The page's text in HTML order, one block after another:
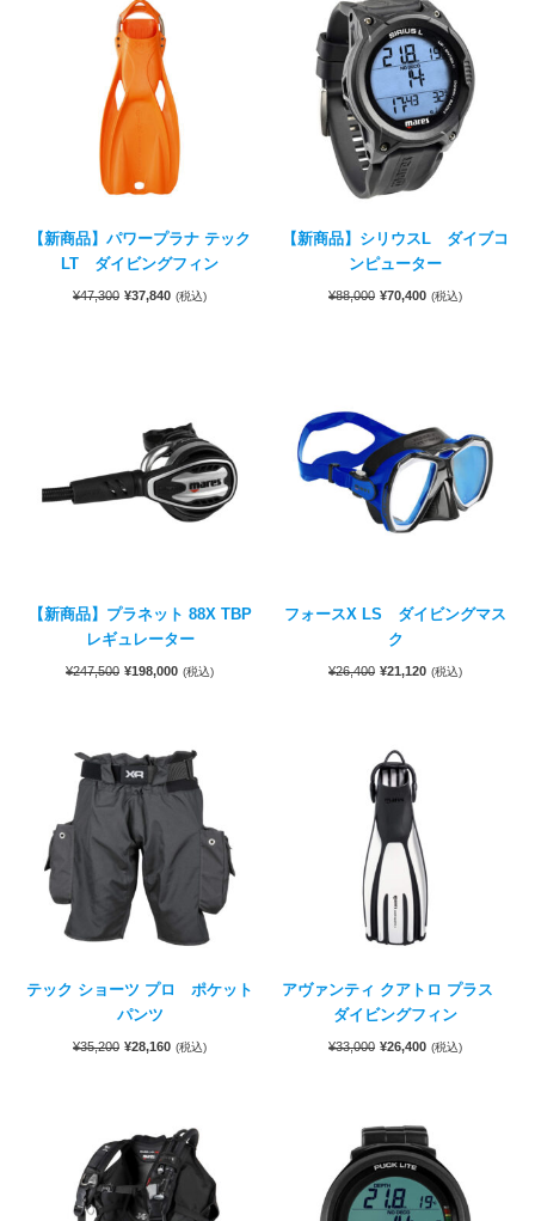
【新商品】パワープラナ テック
LT ダイビングフィン
¥47,300 ¥37,840 (税込)
【新商品】シリウスL ダイブコ
ンピューター
¥88,000 ¥70,400 (税込)
【新商品】プラネット 88X TBP
レギュレーター
¥247,500 ¥198,000 (税込)
フォースX LS ダイビングマス
ク
¥26,400 ¥21,120 (税込)
テック ショーツ プロ ポケット
パンツ
¥35,200 ¥28,160 (税込)
アヴァンティ クアトロ プラス
ダイビングフィン
¥33,000 ¥26,400 (税込)